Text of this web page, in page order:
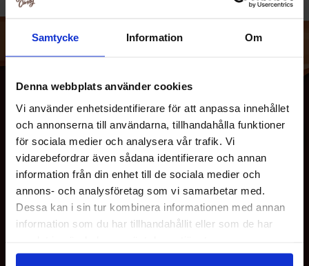
Samtycke Information Om
Denna webbplats använder cookies
Vi använder enhetsidentifierare för att anpassa innehållet
och annonserna till användarna, tillhandahålla funktioner
för sociala medier och analysera vår trafik. Vi
vidarebefordrar även sådana identifierare och annan
information från din enhet till de sociala medier och
annons- och analysföretag som vi samarbetar med.
Dessa kan i sin tur kombinera informationen med annan
information som du har tillhandahållit eller som de har
MEISTÄ
ASIAKASPALVELU